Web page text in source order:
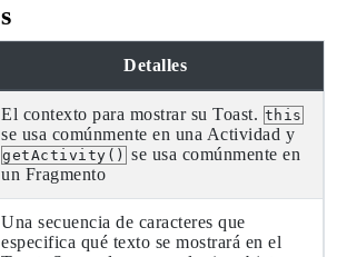
Detalles
El contexto para mostrar su Toast. this
se usa comúnmente en una Actividad y
getActivity() se usa comúnmente en
un Fragmento
Una secuencia de caracteres que
especifica qué texto se mostrará en el